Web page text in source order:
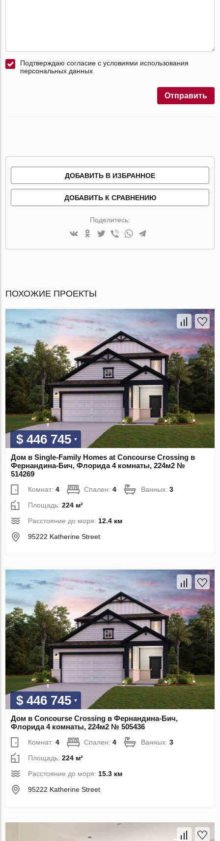
Подтверждаю согласие с условиями использования
персональных данных
Отправить
ДОБАВИТЬ В ИЗБРАННОЕ
ДОБАВИТЬ К СРАВНЕНИЮ
Поделитесь:
ПОХОЖИЕ ПРОЕКТЫ
$ 446 745
Дом в Single-Family Homes at Concourse Crossing в
Фернандина-Бич, Флорида 4 комнаты, 224м2 №
514269
Комнат:4 Спален:4 Ванных:3
Площадь:224 м²
Расстояние до моря:12.4 км
95222 Katherine Street
$ 446 745
Дом в Concourse Crossing в Фернандина-Бич,
Флорида 4 комнаты, 224м2 № 505436
Комнат:4 Спален:4 Ванных:3
Площадь:224 м²
Расстояние до моря: 15.3 км
95222 Katherine Street